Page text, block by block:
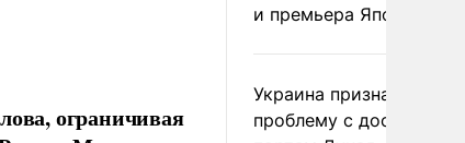
ограничивая
и премьера Японии
Украина признала
проблему с доступом к